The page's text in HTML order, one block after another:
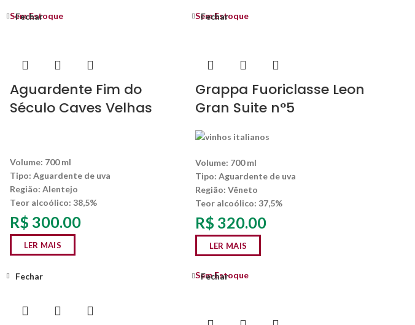
Sem Estoque
Fechar
Aguardente Fim do
Século Caves Velhas
Volume: 700 ml
Tipo: Aguardente de uva
Região: Alentejo
Teor alcoólico: 38,5%
R$ 300.00
LER MAIS
Sem Estoque
Fechar
Grappa Fuoriclasse Leon
Gran Suite n°5
Volume: 700 ml
Tipo: Aguardente de uva
Região: Vêneto
Teor alcoólico: 37,5%
R$ 320.00
LER MAIS
Fechar Sem Estoque
Fechar